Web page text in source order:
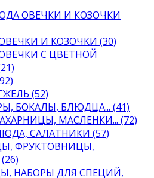
ОВЕЧКИ И КОЗОЧКИ
И КОЗОЧКИ (30)
С ЦВЕТНОЙ
(52)
БОКАЛЫ, БЛЮДЦА... (41)
МАСЛЕНКИ... (72)
САЛАТНИКИ (57)
ФРУКТОВНИЦЫ,
НАБОРЫ ДЛЯ СПЕЦИЙ,